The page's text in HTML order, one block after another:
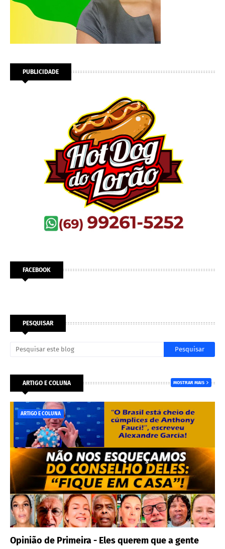
PUBLICIDADE
FACEBOOK
PESQUISAR
ARTIGO E COLUNA MOSTRAR MAIS
ARTIGO E COLUNA
Opinião de Primeira - Eles querem que a gente